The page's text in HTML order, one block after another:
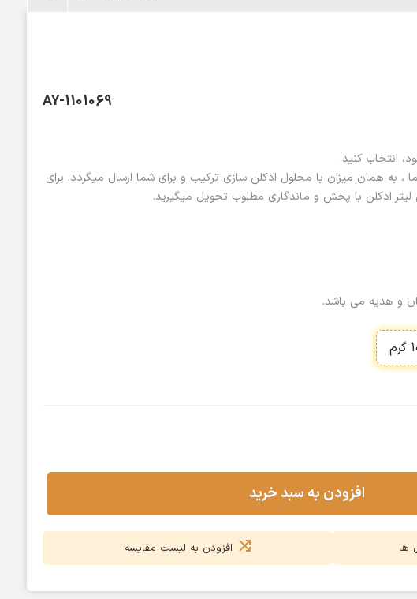
AY-1101069
انتخاب کنید.
به همان میزان با محلول ادکلن سازی ترکیب و برای شما ارسال میگردد. برای
و هدیه می باشد.
افزودن به سبد خرید
ها افزودن به لیست مقایسه